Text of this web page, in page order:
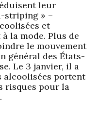
leur
striping » –
et
la mode. Plus de
le mouvement
général des États-
Le 3 janvier, il a
alcoolisées portent
risques pour la